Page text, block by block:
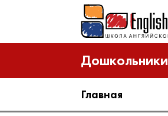
Дошкольники
Главная